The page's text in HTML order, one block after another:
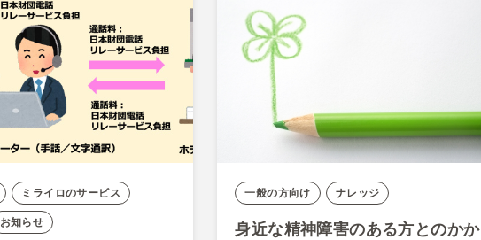
ミライロのサービス
お知らせ
一般の方向け ナレッジ
身近な精神障害のある方とのかか